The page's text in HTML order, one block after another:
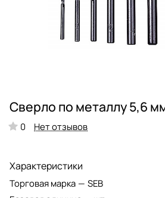
Сверло по металлу 5,6
0 Нет отзывов
Характеристики
Торговая марка — SEB